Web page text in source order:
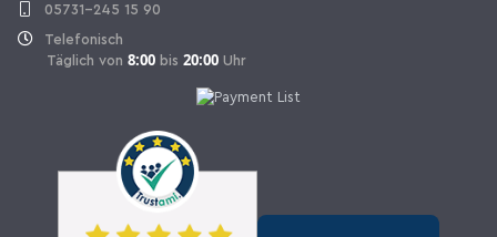
05731-245 15 90
Telefonisch
Täglich von 8:00 bis 20:00 Uhr